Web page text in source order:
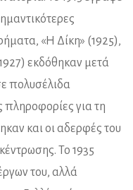
«Η Δίκη» (1925),
εκδόθηκαν μετά
πολυσέλιδα
για τη
και οι αδερφές του
Το 1935
του, αλλά